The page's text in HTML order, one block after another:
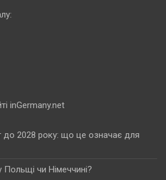
inGermany.net
2028 року: що це означає для
чи Німеччині?